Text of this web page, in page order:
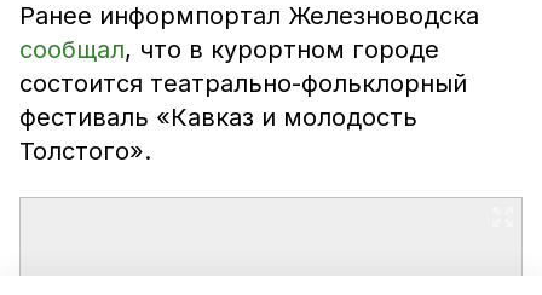
Ранее информпортал Железноводска
сообщал, что в курортном городе
состоится театрально-фольклорный
фестиваль «Кавказ и молодость
Толстого».